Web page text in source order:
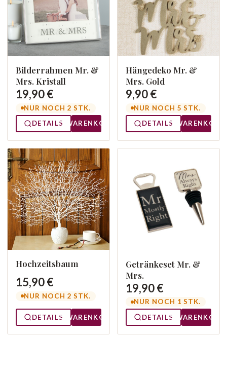
Bilderrahmen Mr. &
Mrs. Kristall
19,90 €
NUR NOCH 2 STK.
DETAILS
WARENKORB
Hängedeko Mr. &
Mrs. Gold
9,90 €
NUR NOCH 5 STK.
DETAILS
WARENKORB
Hochzeitsbaum
15,90 €
NUR NOCH 2 STK.
DETAILS WARENKORB
Getränkeset Mr. &
Mrs.
19,90 €
NUR NOCH 1 STK.
DETAILS
WARENKORB